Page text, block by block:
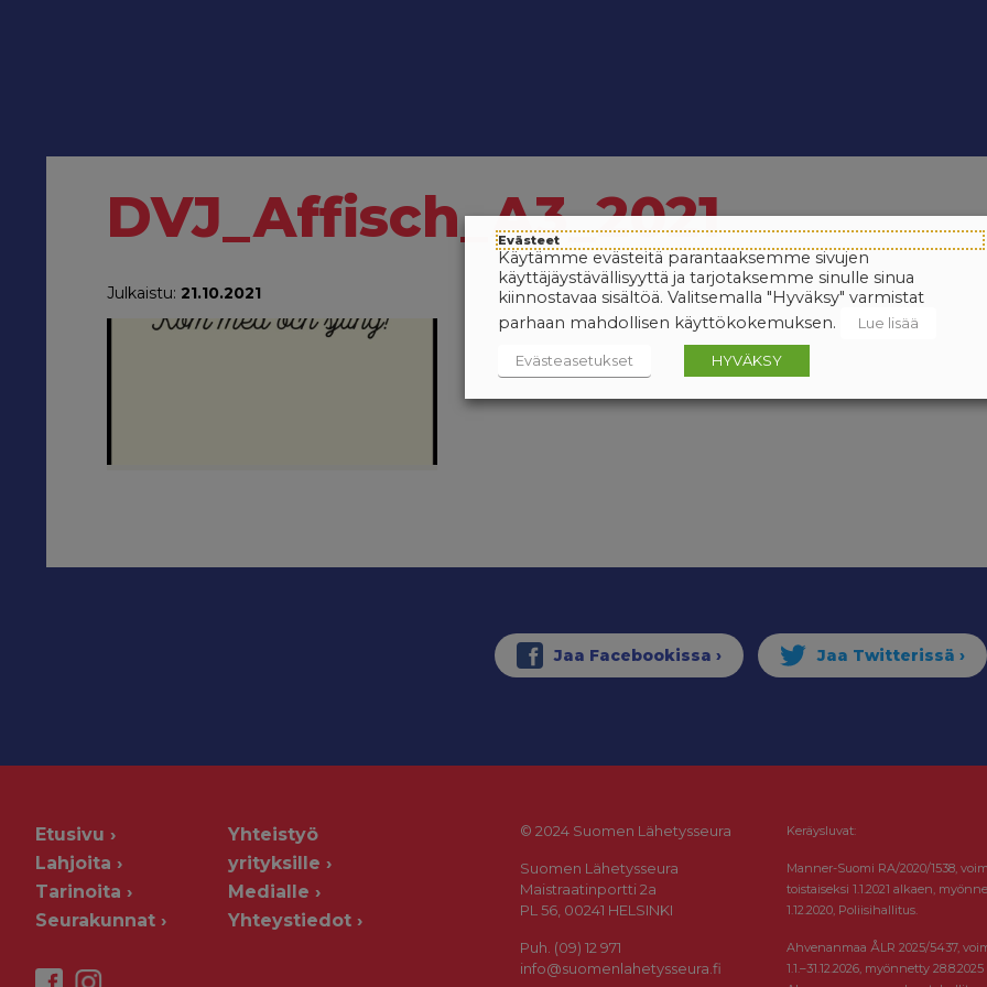
DVJ_Affisch_A3_2021
Julkaistu: 21.10.2021
Etusivu
Lahjoita
Tarinoita
Seurakunnat
Yhteistyö
yrityksille
Medialle
Yhteystiedot
© 2024 Suomen Lähetysseura
Suomen Lähetysseura
Maistraatinportti 2a
PL 56, 00241 HELSINKI
Puh. (09) 12 971
info@suomenlahetysseura.fi
Keräysluvat:
Manner-Suomi RA/2020/1538,
toistaiseksi 1.1.2021 alkaen,
1.12.2020, Poliisihallitus.
Ahvenanmaa ÅLR 2025/5437,
1.1.–31.12.2026, myönnetty 28.8.2025
Evästeet
Käytämme evästeitä parantaaksemme sivujen
käyttäjäystävällisyyttä ja tarjotaksemme sinulle sinua
kiinnostavaa sisältöä. Valitsemalla "Hyväksy" varmistat
parhaan mahdollisen käyttökokemuksen.
Lue lisää
Evästeasetukset HYVÄKSY